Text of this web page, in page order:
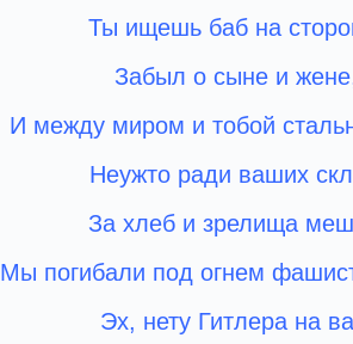
Ты ищешь баб на
Забыл о сыне и
И между миром и тобой
Неужто ради ваших
За хлеб и зрелища
Мы погибали под огнем
Эх, нету Гитлера на